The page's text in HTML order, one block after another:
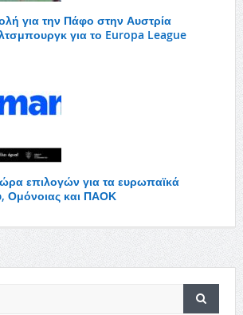
για την Πάφο στην Αυστρία
για το Europa League
επιλογών για τα ευρωπαϊκά
Ομόνοιας και ΠΑΟΚ